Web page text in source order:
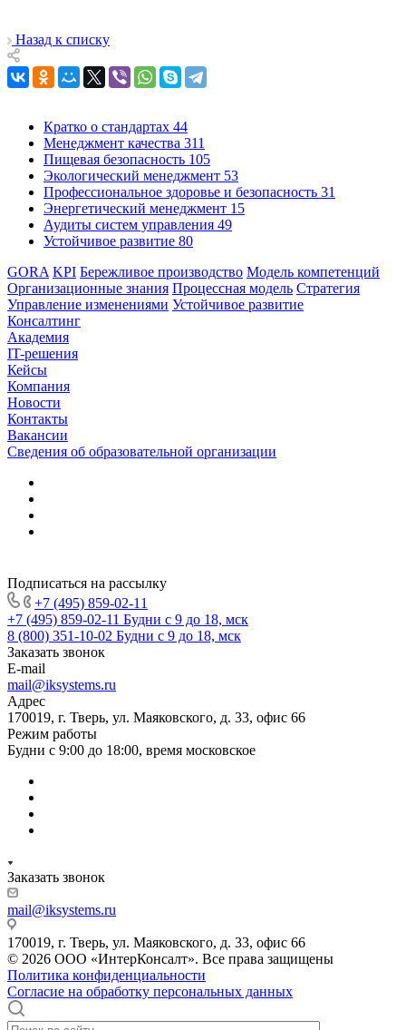
Назад к списку
Кратко о стандартах 44
Менеджмент качества 311
Пищевая безопасность 105
Экологический менеджмент 53
Профессиональное здоровье и безопасность 31
Энергетический менеджмент 15
Аудиты систем управления 49
Устойчивое развитие 80
GORA KPI Бережливое производство Модель компетенций
Организационные знания Процессная модель Стратегия
Управление изменениями Устойчивое развитие
Консалтинг
Академия
IT-решения
Кейсы
Компания
Новости
Контакты
Вакансии
Сведения об образовательной организации
Подписаться на рассылку
+7 (495) 859-02-11
+7 (495) 859-02-11 Будни с 9 до 18, мск
8 (800) 351-10-02 Будни с 9 до 18, мск
Заказать звонок
E-mail
mail@iksystems.ru
Адрес
170019, г. Тверь, ул. Маяковского, д. 33, офис 66
Режим работы
Будни с 9:00 до 18:00, время московское
Заказать звонок
mail@iksystems.ru
170019, г. Тверь, ул. Маяковского, д. 33, офис 66
© 2026 ООО «ИнтерКонсалт». Все права защищены
Политика конфиденциальности
Согласие на обработку персональных данных